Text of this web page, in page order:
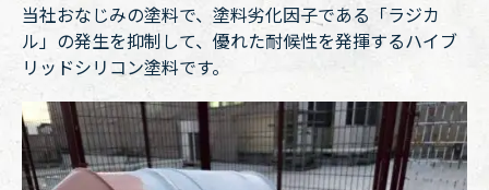
当社おなじみの塗料で、塗料劣化因子である「ラジカ
ル」の発生を抑制して、優れた耐候性を発揮するハイブ
リッドシリコン塗料です。